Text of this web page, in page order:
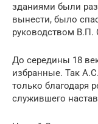
зданиями были
вынести, было
руководством В.П.
До середины 18
избранные. Так
только благодаря
служившего